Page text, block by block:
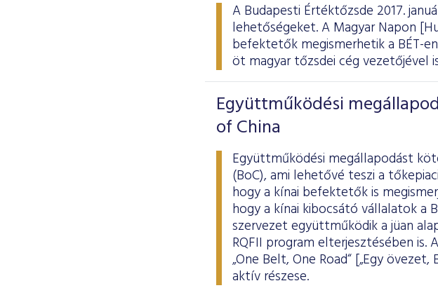
A Budapesti Értéktőzsde 2017.
lehetőségeket. A Magyar Napon
befektetők megismerhetik a BÉT-
öt magyar tőzsdei cég vezetőjével
Együttműködési
of China
Együttműködési megállapodást
(BoC), ami lehetővé teszi a
hogy a kínai befektetők is
hogy a kínai kibocsátó vállalatok a
szervezet együttműködik a jüan
RQFII program elterjesztésében is.
„One Belt, One Road“ [„Egy
aktív részese.